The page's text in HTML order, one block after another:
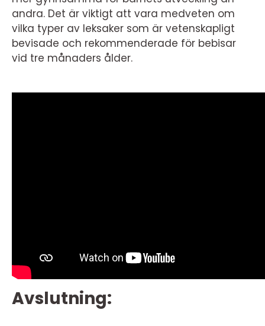
andra. Det är viktigt att vara medveten om
vilka typer av leksaker som är vetenskapligt
bevisade och rekommenderade för bebisar
vid tre månaders ålder.
Avslutning: